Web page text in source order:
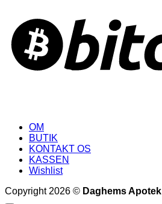
OM
BUTIK
KONTAKT OS
KASSEN
Wishlist
Copyright 2026 © Daghems Apotek